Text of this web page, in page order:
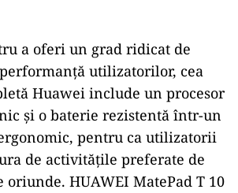
a oferi un grad ridicat de
utilizatorilor, cea
Huawei include un procesor
și o baterie rezistentă într-un
pentru ca utilizatorii
de activitățile preferate de
HUAWEI MatePad T 10